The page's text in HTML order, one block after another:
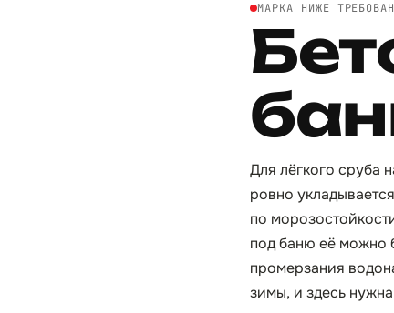
МАРКА НИЖЕ
Для лёгкого сруба
ровно
по
под баню её можно
промерзания
зимы, и здесь